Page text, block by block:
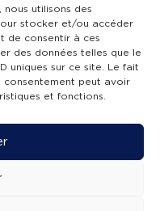
utilisons des
stocker et/ou accéder
de consentir à ces
des données telles que le
uniques sur ce site. Le fait
consentement peut avoir
et fonctions.
!